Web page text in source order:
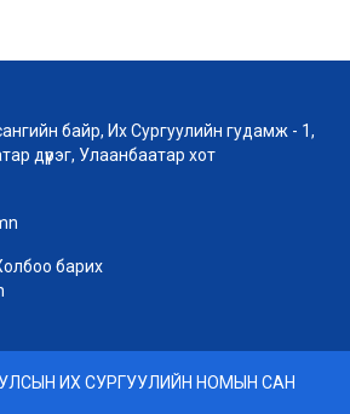
байр, Их Сургуулийн гудамж - 1,
дүүрэг, Улаанбаатар хот
барих
ИХ СУРГУУЛИЙН НОМЫН САН